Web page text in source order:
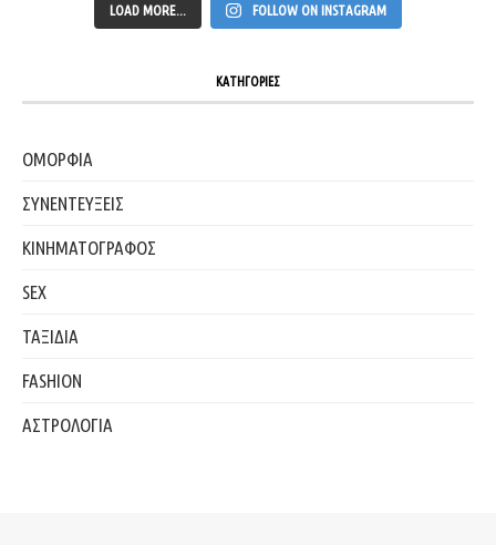
LOAD MORE... FOLLOW ON INSTAGRAM
ΚΑΤΗΓΟΡΙΕΣ
ΟΜΟΡΦΙΑ
ΣΥΝΕΝΤΕΥΞΕΙΣ
ΚΙΝΗΜΑΤΟΓΡΑΦΟΣ
SEX
ΤΑΞΙΔΙΑ
FASHION
ΑΣΤΡΟΛΟΓΙΑ